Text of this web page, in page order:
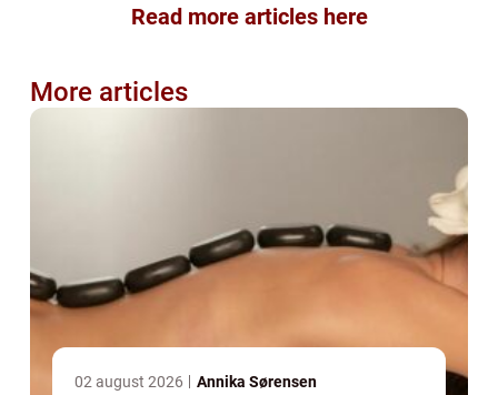
Read more articles here
More articles
02 august 2026 Annika Sørensen